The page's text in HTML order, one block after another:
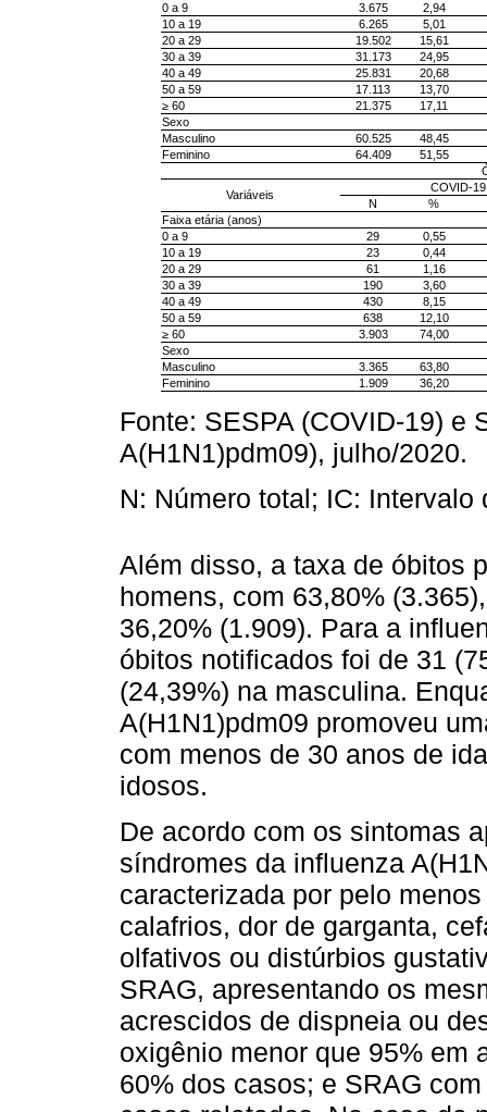
0 a 9
3.675
2,94
10 a 19
6.265
5,01
20 a 29
19.502
15,61
30 a 39
31.173
24,95
40 a 49
25.831
20,68
50 a 59
17.113
13,70
≥ 60
21.375
17,11
Sexo
Masculino
60.525
48,45
Feminino
64.409
51,55
Variáveis
COVID-19
N
%
Faixa etária (anos)
0 a 9
29
0,55
10 a 19
23
0,44
20 a 29
61
1,16
30 a 39
190
3,60
40 a 49
430
8,15
50 a 59
638
12,10
≥ 60
3.903
74,00
Sexo
Masculino
3.365
63,80
Feminino
1.909 36,20
Fonte: SESPA (COVID-19) e
A(H1N1)pdm09), julho/2020.
N: Número total; IC: Intervalo
Além disso, a taxa de óbitos
homens, com 63,80%
36,20% (1.909). Para a
óbitos notificados foi de 31
(24,39%) na masculina.
A(H1N1)pdm09 promoveu
com menos de 30 anos de
idosos.
De acordo com os sintomas
síndromes da influenza
caracterizada por pelo
calafrios, dor de garganta,
olfativos ou distúrbios
SRAG, apresentando os
acrescidos de dispneia ou
oxigênio menor que 95% em
60% dos casos; e SRAG